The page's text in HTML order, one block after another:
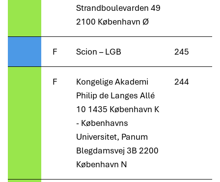
Strandboulevarden 49
2100 København Ø
F Scion – LGB 245
F
Kongelige Akademi
Philip de Langes Allé
10 1435 København K
- Københavns
Universitet, Panum
Blegdamsvej 3B 2200
København N
244